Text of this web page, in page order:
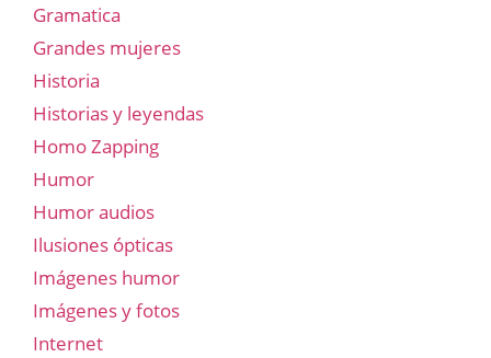
Gramatica
Grandes mujeres
Historia
Historias y leyendas
Homo Zapping
Humor
Humor audios
Ilusiones ópticas
Imágenes humor
Imágenes y fotos
Internet